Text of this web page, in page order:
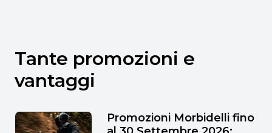
Tante promozioni e
vantaggi
Promozioni Morbidelli fino